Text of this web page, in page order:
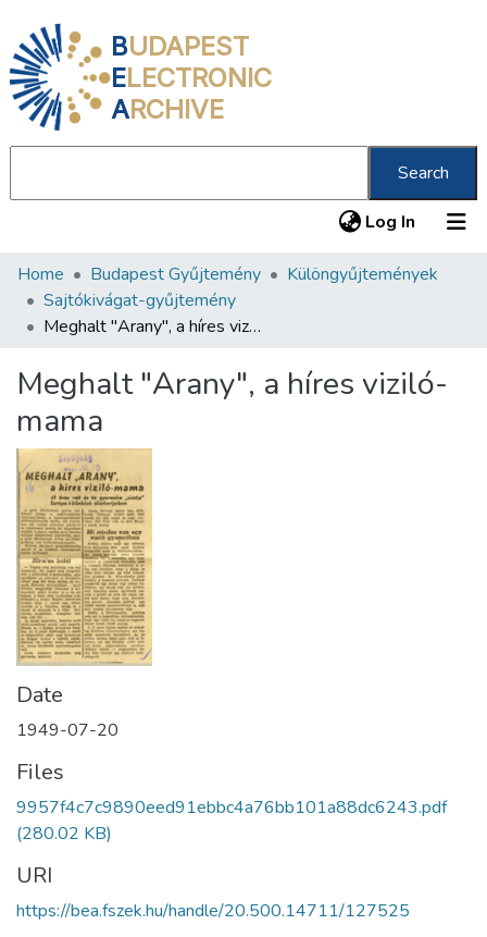
BUDAPEST
ELECTRONIC
ARCHIVE
Search
Log In (current)
Communities & Collections
All of DSpace
About us
Home Budapest Gyűjtemény
Különgyűjtemények
Sajtókivágat-gyűjtemény
Meghalt "Arany", a híres viziló-mama
Meghalt "Arany", a híres viziló-
mama
Date
1949-07-20
Files
9957f4c7c9890eed91ebbc4a76bb101a88dc6243.pdf
(280.02 KB)
URI
https://bea.fszek.hu/handle/20.500.14711/127525